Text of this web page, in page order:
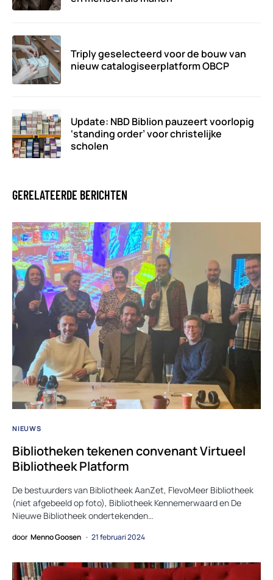
Triply geselecteerd voor de bouw van
nieuw catalogiseerplatform OBCP
Update: NBD Biblion pauzeert voorlopig
‘standing order’ voor christelijke
scholen
GERELATEERDE BERICHTEN
NIEUWS
Bibliotheken tekenen convenant Virtueel
Bibliotheek Platform
De bestuurders van Bibliotheek AanZet, FlevoMeer Bibliotheek
(niet afgebeeld op foto), Bibliotheek Kennemerwaard en De
Nieuwe Bibliotheek ondertekenden…
door Menno Goosen 21 februari 2024